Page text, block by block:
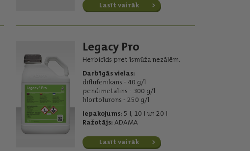
Lasīt vairāk
Legacy Pro
Herbicīds pret īsmūža nezālēm.
Darbīgās vielas:
diflufenikans - 40 g/l
pendimetalīns - 300 g/l
hlortolurons - 250 g/l
Iepakojums: 5 l, 10 l un 20 l
Ražotājs: ADAMA
Lasīt vairāk